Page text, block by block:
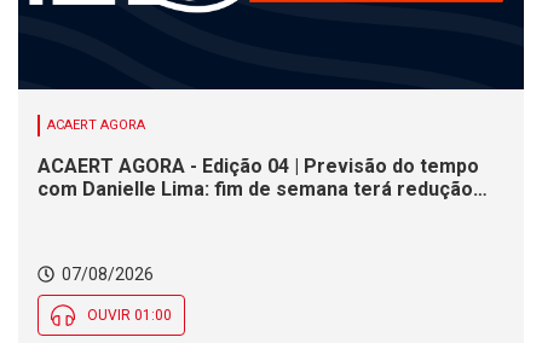
ACAERT AGORA
ACAERT AGORA - Edição 04 | Previsão do tempo
com Danielle Lima: fim de semana terá redução
07/08/2026
OUVIR 01:00